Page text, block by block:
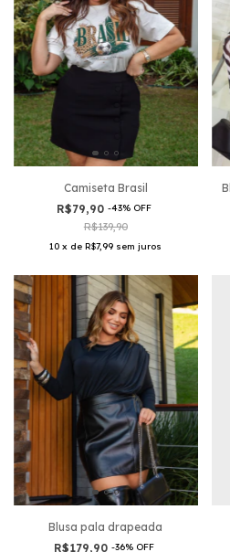
Camiseta Brasil
R$79,90 -43% OFF
R$139,90
10 x deR$7,99 sem juros
Blusa pala drapeada
R$179,90 -36% OFF